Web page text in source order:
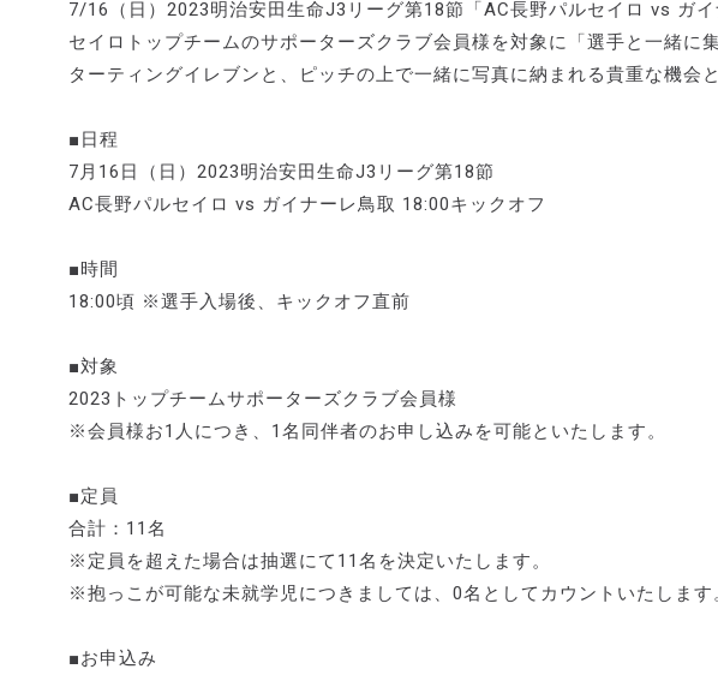
7/16（日）2023明治安田生命J3リーグ第18節「AC長野パルセイロ vs ガ
セイロトップチームのサポーターズクラブ会員様を対象に「選手と一緒に
ターティングイレブンと、ピッチの上で一緒に写真に納まれる貴重な機会
■日程
7月16日（日）2023明治安田生命J3リーグ第18節
AC長野パルセイロ vs ガイナーレ鳥取 18:00キックオフ
■時間
18:00頃 ※選手入場後、キックオフ直前
■対象
2023トップチームサポーターズクラブ会員様
※会員様お1人につき、1名同伴者のお申し込みを可能といたします。
■定員
合計：11名
※定員を超えた場合は抽選にて11名を決定いたします。
※抱っこが可能な未就学児につきましては、0名としてカウントいたします
■お申込み